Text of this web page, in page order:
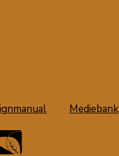
Mediebank